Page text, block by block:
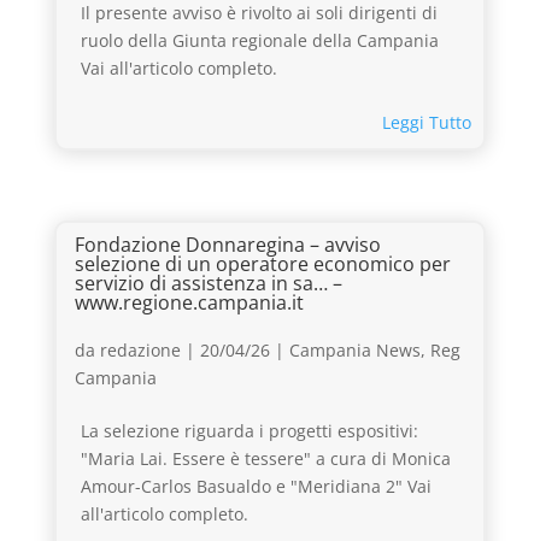
Il presente avviso è rivolto ai soli dirigenti di
ruolo della Giunta regionale della Campania
Vai all'articolo completo.
Leggi Tutto
Fondazione Donnaregina – avviso
selezione di un operatore economico per
servizio di assistenza in sa… –
www.regione.campania.it
da redazione | 20/04/26| Campania News, Reg
Campania
La selezione riguarda i progetti espositivi:
"Maria Lai. Essere è tessere" a cura di Monica
Amour-Carlos Basualdo e "Meridiana 2" Vai
all'articolo completo.